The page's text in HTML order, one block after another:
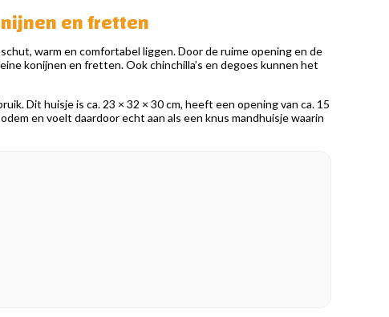
en fretten
warm en comfortabel liggen. Door de ruime opening en de
konijnen en fretten. Ook chinchilla’s en degoes kunnen het
Dit huisje is ca. 23 × 32 × 30 cm, heeft een opening van ca. 15
en voelt daardoor echt aan als een knus mandhuisje waarin